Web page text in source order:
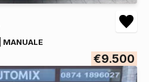
MANUALE
€9.500